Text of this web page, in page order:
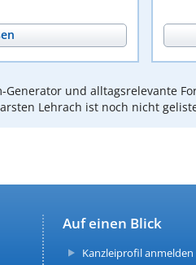
Generator und alltagsrelevante
Lehrach ist noch nicht
Auf einen Blick
Kanzleiprofil anmelden